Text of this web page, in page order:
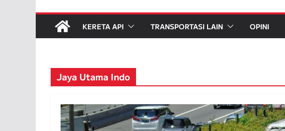
KERETA API TRANSPORTASI LAIN OPINI
Jaya Utama Indo